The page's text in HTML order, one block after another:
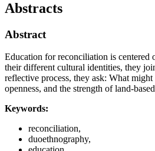
Abstracts
Abstract
Education for reconciliation is centered
their different cultural identities, they
reflective process, they ask: What
openness, and the strength of land-
Keywords:
reconciliation,
duoethnography,